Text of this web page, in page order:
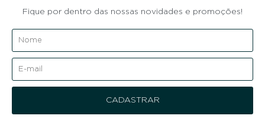
Fique por dentro das nossas novidades e promoções!